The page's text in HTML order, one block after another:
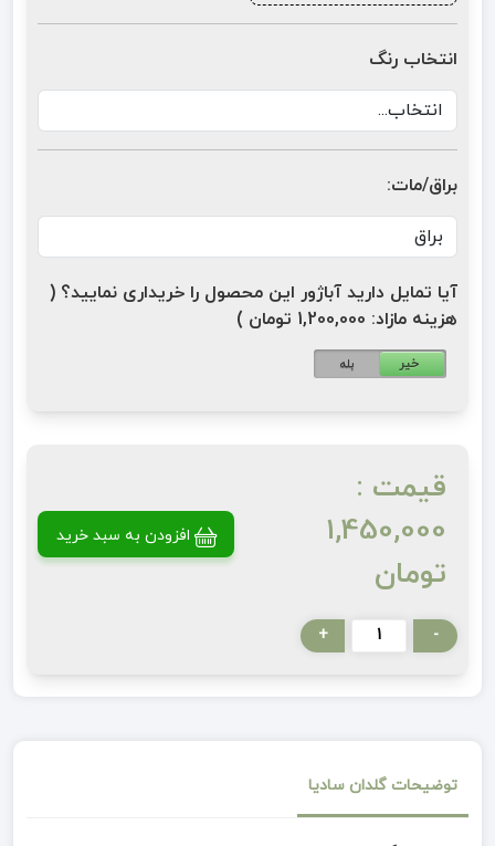
انتخاب رنگ
براق/مات:
آیا تمایل دارید آباژور این محصول را خریداری نمایید؟ (
هزینه مازاد: 1,200,000 تومان )
بله خیر
قیمت :
1,450,000
تومان
افزودن به سبد خرید
-
+
توضیحات گلدان سادیا